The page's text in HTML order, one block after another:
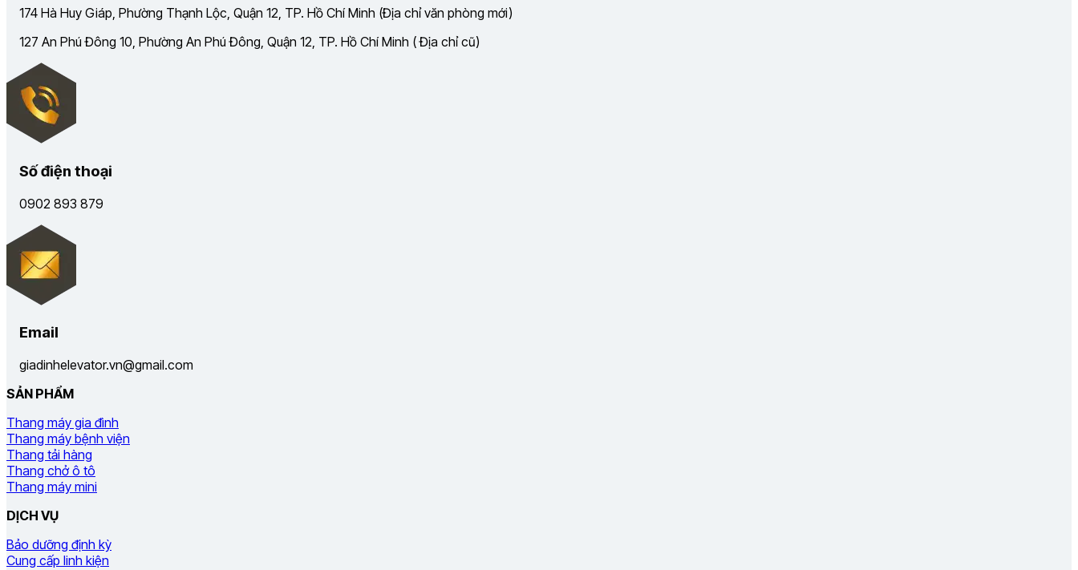
174 Hà Huy Giáp, Phường Thạnh Lộc, Quận 12, TP. Hồ Chí Minh (Địa chỉ văn phòng mới)
127 An Phú Đông 10, Phường An Phú Đông, Quận 12, TP. Hồ Chí Minh ( Địa chỉ cũ)
Số điện thoại
0902 893 879
Email
giadinhelevator.vn@gmail.com
SẢN PHẨM
Thang máy gia đình
Thang máy bệnh viện
Thang tải hàng
Thang chở ô tô
Thang máy mini
DỊCH VỤ
Bảo dưỡng định kỳ
Cung cấp linh kiện